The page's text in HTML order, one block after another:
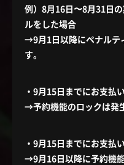
例）8月16日〜8月31日
ルをした場合
→9月1日以降にペナルテ
す。
・9月15日までにお支払
→予約機能のロックは発
・9月15日までにお支払
→9月16日以降に予約機